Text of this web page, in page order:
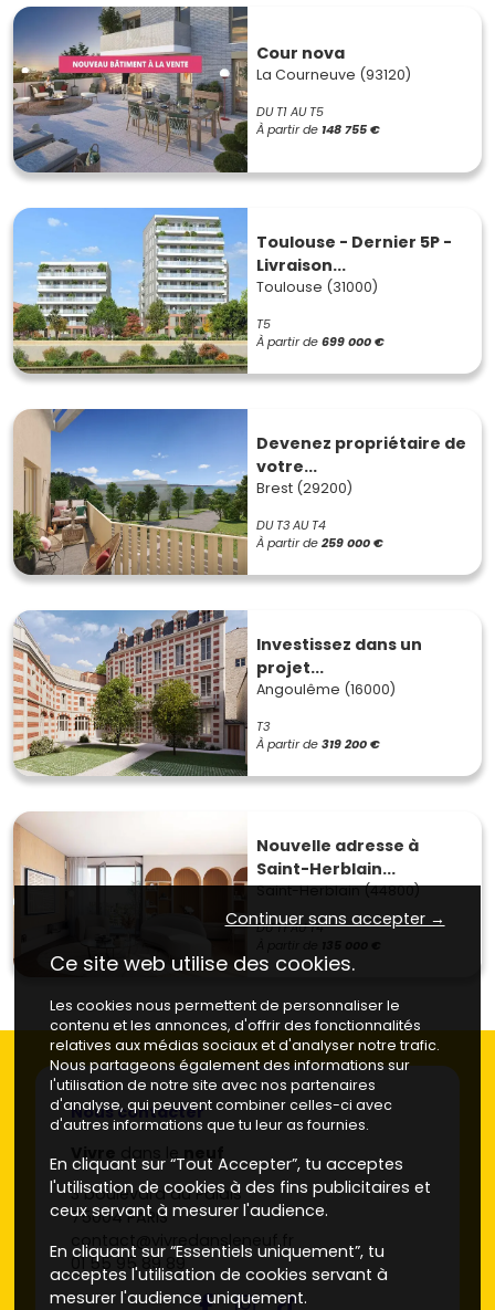
Cour nova
La Courneuve (93120)
DU T1 AU T5
À partir de 148 755 €
Toulouse - Dernier 5P -
Livraison...
Toulouse (31000)
T5
À partir de699 000 €
Devenez propriétaire de
votre...
Brest (29200)
DU T3 AU T4
À partir de259 000 €
Investissez dans un
projet...
Angoulême (16000)
T3
À partir de319 200 €
Nouvelle adresse à
Saint-Herblain...
Saint-Herblain (44800)
DU T1 AU T4
Nous contacter
Vivre
dans leneuf
3 boulevard du Palais
75004 PARIS
contact@vivredansleneuf.fr
01 55 95 89 89
Continuer sans accepter →
Ce site web utilise des cookies.
Les cookies nous permettent de personnaliser le
contenu et les annonces, d'offrir des fonctionnalités
relatives aux médias sociaux et d'analyser notre trafic.
Nous partageons également des informations sur
l'utilisation de notre site avec nos partenaires
d'analyse, qui peuvent combiner celles-ci avec
d'autres informations que tu leur as fournies.
En cliquant sur “Tout Accepter”, tu acceptes
l'utilisation de cookies à des fins publicitaires et
ceux servant à mesurer l'audience.
En cliquant sur “Essentiels uniquement”, tu
acceptes l'utilisation de cookies servant à
mesurer l'audience uniquement.